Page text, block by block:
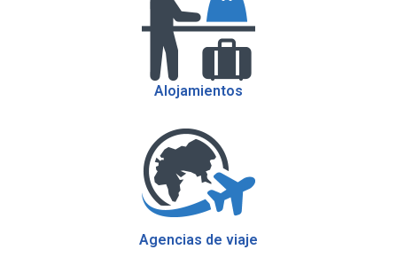
Alojamientos
Agencias de viaje